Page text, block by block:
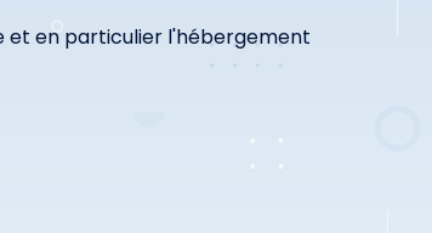
et en particulier l'hébergement